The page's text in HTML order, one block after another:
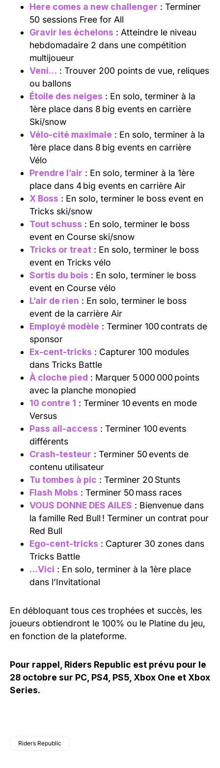
Here comes a new challenger : Terminer
50 sessions Free for All
Gravir les échelons : Atteindre le niveau
hebdomadaire 2 dans une compétition
multijoueur
Veni… : Trouver 200 points de vue, reliques
ou ballons
Étoile des neiges : En solo, terminer à la
1ère place dans 8 big events en carrière
Ski/snow
Vélo-cité maximale : En solo, terminer à la
1ère place dans 8 big events en carrière
Vélo
Prendre l’air : En solo, terminer à la 1ère
place dans 4 big events en carrière Air
X Boss : En solo, terminer le boss event en
Tricks ski/snow
Tout schuss : En solo, terminer le boss
event en Course ski/snow
Tricks or treat : En solo, terminer le boss
event en Tricks vélo
Sortis du bois : En solo, terminer le boss
event en Course vélo
L’air de rien : En solo, terminer le boss
event de la carrière Air
Employé modèle : Terminer 100 contrats de
sponsor
Ex-cent-tricks : Capturer 100 modules
dans Tricks Battle
À cloche pied : Marquer 5 000 000 points
avec la planche monopied
10 contre 1 : Terminer 10 events en mode
Versus
Pass all-access : Terminer 100 events
différents
Crash-testeur : Terminer 50 events de
contenu utilisateur
Tu tombes à pic : Terminer 20 Stunts
Flash Mobs : Terminer 50 mass races
VOUS DONNE DES AILES : Bienvenue dans
la famille Red Bull ! Terminer un contrat pour
Red Bull
Ego-cent-tricks : Capturer 30 zones dans
Tricks Battle
…Vici : En solo, terminer à la 1ère place
dans l’Invitational
En débloquant tous ces trophées et succès, les
joueurs obtiendront le 100% ou le Platine du jeu,
en fonction de la plateforme.
Pour rappel, Riders Republic est prévu pour le
28 octobre sur PC, PS4, PS5, Xbox One et Xbox
Series.
Riders Republic